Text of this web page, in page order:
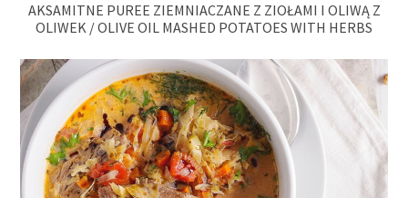
AKSAMITNE PUREE ZIEMNIACZANE Z ZIOŁAMI I OLIWĄ Z
OLIWEK / OLIVE OIL MASHED POTATOES WITH HERBS